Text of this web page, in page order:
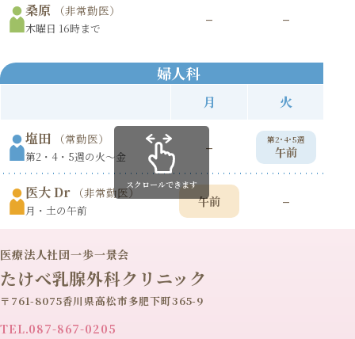
桑原 （非常勤医）
木曜日 16時まで
– –
婦人科
月
火
塩田
（常勤医）
第2・4・5週の火〜金
– 第2･4･5週
午前
医大 Dr （非常勤医）
月・土の午前
午前 –
スクロールできます
医療法人社団一歩一景会
たけべ乳腺外科クリニック
〒761-8075香川県高松市多肥下町365-9
TEL.087-867-0205